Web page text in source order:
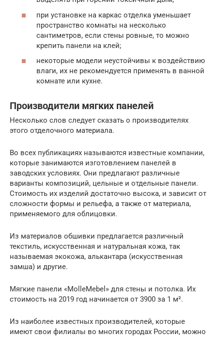
при установке на каркас отделка уменьшает
пространство комнаты на несколько
сантиметров, если стены ровные, то можно
крепить панели на клей;
некоторые модели неустойчивы к воздействию
влаги, их не рекомендуется применять в ванной
комнате или кухне.
Производители мягких панелей
Несколько слов следует сказать о производителях
этого отделочного материала.
Во всех публикациях называются известные компании,
которые занимаются изготовлением панелей в
заводских условиях. Они предлагают различные
варианты композиций, цельные и отдельные панели.
Стоимость их изделий достаточно высока, и зависит от
сложности формы и рельефа, а также от материала,
применяемого для облицовки.
Из материалов обшивки предлагается различный
текстиль, искусственная и натуральная кожа, так
называемая экокожа, алькантара (искусственная
замша) и другие.
Мягкие панели «MolleMebel» для стены и потолка. Их
стоимость на 2019 год начинается от 3900 за 1 м².
Из наиболее известных производителей, которые
имеют свои филиалы во многих городах России, можно